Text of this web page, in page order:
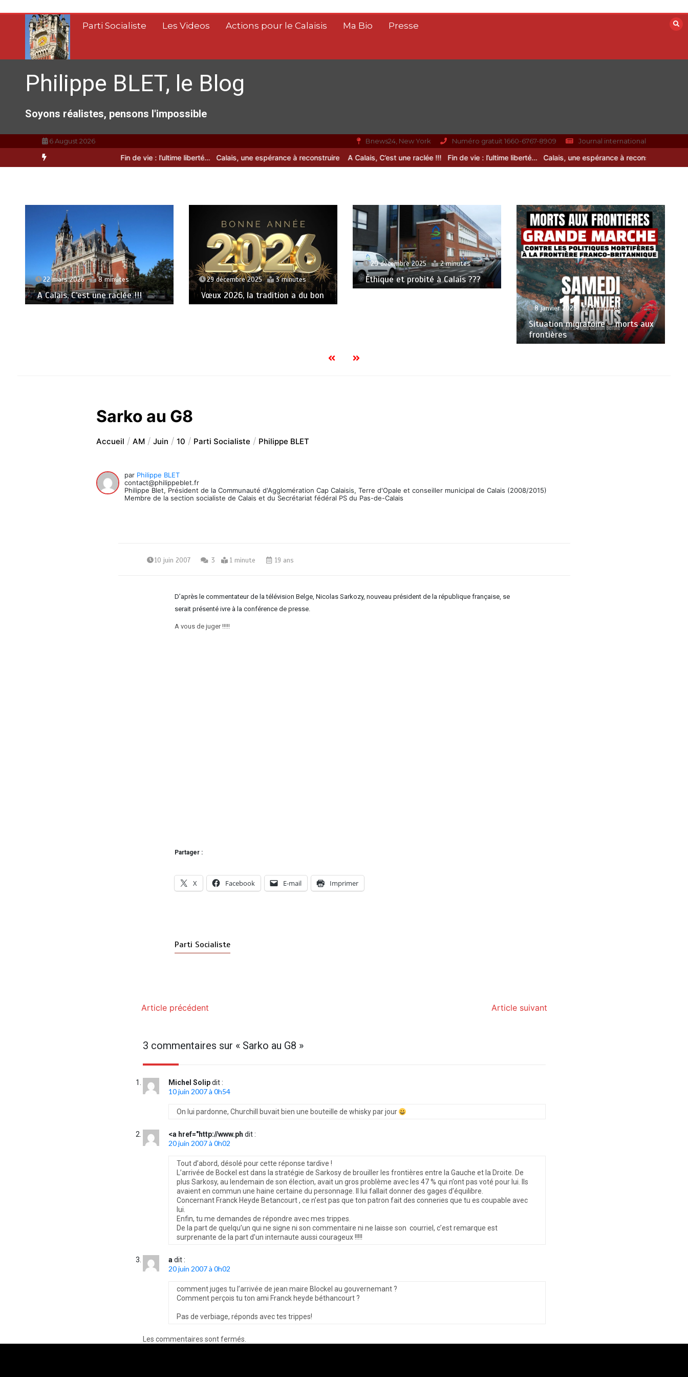
contenu
Parti Socialiste Les Videos Actions pour le Calaisis Ma Bio Presse
Philippe BLET, le Blog
Soyons réalistes, pensons l'impossible
6 August 2026 Bnews24, New York Numéro gratuit 1660-6767-8909 Journal international
Calais, C’est une raclée !!! Fin de vie : l’ultime liberté… Calais, une espérance à reconstruire A Calais, C’est une raclée !!! Fin de vie : l’ultime liberté… Calais, une espérance à reconstruire
22 mars 2026 8 minutes
A Calais, C’est une raclée !!!
29 décembre 2025 3 minutes
Vœux 2026, la tradition a du bon
20 décembre 2025 2 minutes
Éthique et probité à Calais ???
8 janvier 2025 3 minutes
Situation migratoire – morts aux
frontières
Sarko au G8
Accueil AM Juin 10 Parti Socialiste Philippe BLET
par Philippe BLET
contact@philippeblet.fr
Philippe Blet, Président de la Communauté d'Agglomération Cap Calaisis, Terre d'Opale et conseiller municipal de Calais (2008/2015)
Membre de la section socialiste de Calais et du Secrétariat fédéral PS du Pas-de-Calais
10 juin 2007 3 1 minute 19 ans
D’après le commentateur de la télévision Belge, Nicolas Sarkozy, nouveau président de la république française, se
serait présenté ivre à la conférence de presse.
A vous de juger !!!!!
Partager :
X Facebook E-mail Imprimer
Parti Socialiste
Article précédent Article suivant
3 commentaires sur « Sarko au G8 »
Michel Solip dit :
10 juin 2007 à 0h54
On lui pardonne, Churchill buvait bien une bouteille de whisky par jour
<a href="http://www.ph dit :
20 juin 2007 à 0h02
Tout d’abord, désolé pour cette réponse tardive !
L’arrivée de Bockel est dans la stratégie de Sarkosy de brouiller les frontières entre la Gauche et la Droite. De
plus Sarkosy, au lendemain de son élection, avait un gros problème avec les 47 % qui n’ont pas voté pour lui. Ils
avaient en commun une haine certaine du personnage. Il lui fallait donner des gages d’équilibre.
Concernant Franck Heyde Betancourt , ce n’est pas que ton patron fait des conneries que tu es coupable avec
lui.
Enfin, tu me demandes de répondre avec mes trippes.
De la part de quelqu’un qui ne signe ni son commentaire ni ne laisse son courriel, c’est remarque est
surprenante de la part d’un internaute aussi courageux !!!!!
a dit :
20 juin 2007 à 0h02
comment juges tu l’arrivée de jean maire Blockel au gouvernemant ?
Comment perçois tu ton ami Franck heyde béthancourt ?
Pas de verbiage, réponds avec tes trippes!
Les commentaires sont fermés.